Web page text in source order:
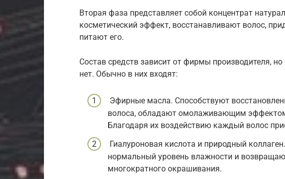
Вторая фаза представляет собой концентрат
косметический эффект, восстанавливают волос,
питают его.
Состав средств зависит от фирмы производителя,
нет. Обычно в них входят:
Эфирные масла. Способствуют
волоса, обладают омолаживающим
Благодаря их воздействию каждый волос
Гиалуроновая кислота и природный
нормальный уровень влажности и
многократного окрашивания.